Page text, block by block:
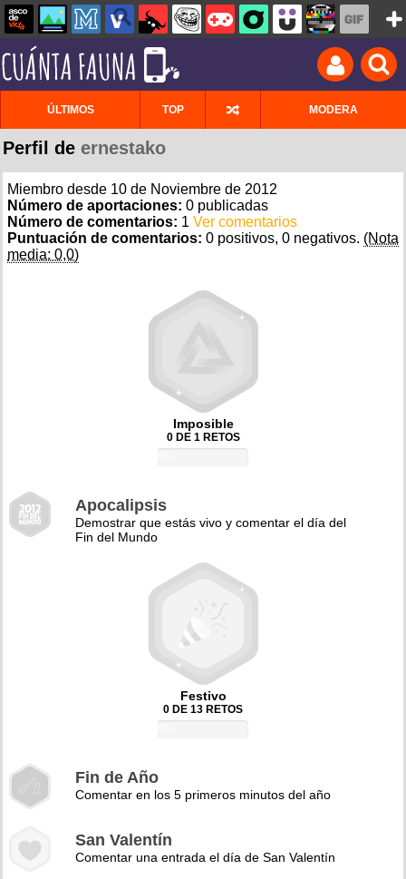
ÚLTIMOS TOP MODERA
Perfil de ernestako
Miembro desde 10 de Noviembre de 2012
Número de aportaciones: 0 publicadas
Número de comentarios: 1 Ver comentarios
Puntuación de comentarios: 0 positivos, 0 negativos. (Nota
media: 0,0)
Imposible
0 DE 1 RETOS
Apocalipsis
Demostrar que estás vivo y comentar el día del
Fin del Mundo
Festivo
0 DE 13 RETOS
Fin de Año
Comentar en los 5 primeros minutos del año
San Valentín
Comentar una entrada el día de San Valentín